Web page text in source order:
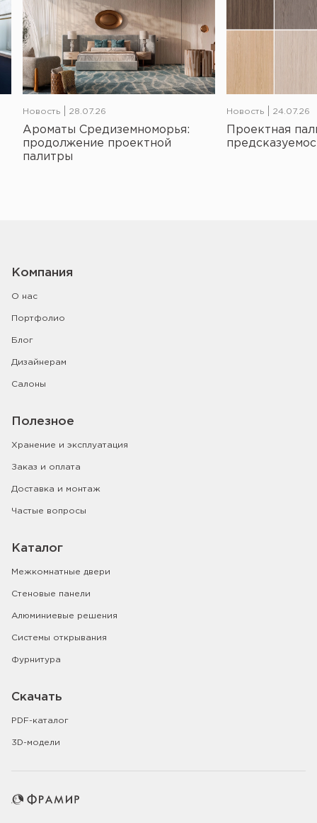
Новость 28.07.26
Ароматы Средиземноморья:
продолжение проектной
палитры
Новость 24.07.26
Проектная
Компания
О нас
Портфолио
Блог
Дизайнерам
Салоны
Полезное
Хранение и эксплуатация
Заказ и оплата
Доставка и монтаж
Частые вопросы
Каталог
Межкомнатные двери
Стеновые панели
Алюминиевые решения
Системы открывания
Фурнитура
Скачать
PDF-каталог
3D-модели